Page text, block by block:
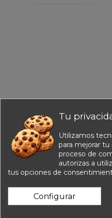
Información
Nuestros catálogos
Contacte con nosotros
Sobre nosotros
Condiciones de venta
Aviso legal
Tu
Utilizamos
para mejorar
proceso de
autorizas a
tus opciones de
Configurar